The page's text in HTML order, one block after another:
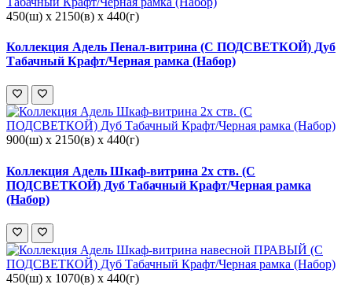
450(ш) x 2150(в) x 440(г)
Коллекция Адель Пенал-витрина (С ПОДСВЕТКОЙ) Дуб
Табачный Крафт/Черная рамка (Набор)
900(ш) x 2150(в) x 440(г)
Коллекция Адель Шкаф-витрина 2х ств. (С
ПОДСВЕТКОЙ) Дуб Табачный Крафт/Черная рамка
(Набор)
450(ш) x 1070(в) x 440(г)